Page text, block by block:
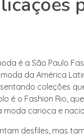
é a São Paulo
da América
coleções
é o Fashion Rio,
carioca e
desfiles, mas